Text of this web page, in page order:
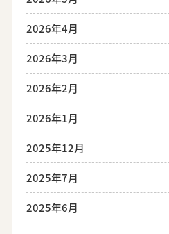
2026年4月
2026年3月
2026年2月
2026年1月
2025年12月
2025年7月
2025年6月